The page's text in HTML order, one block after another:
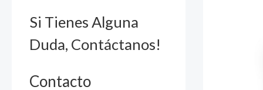
Si Tienes Alguna
Duda, Contáctanos!
Contacto